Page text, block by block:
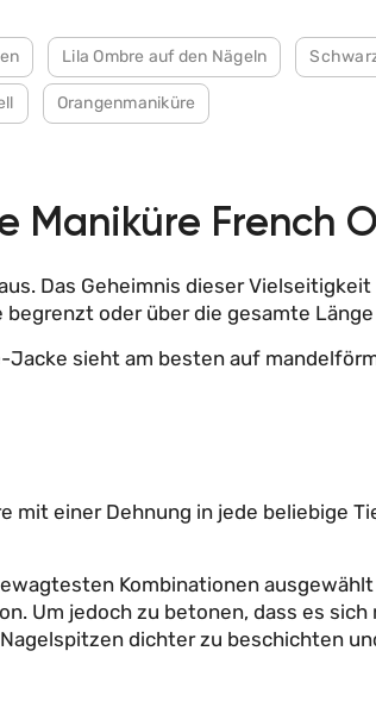
Lila Ombre auf den Nägeln
Orangenmaniküre
Maniküre French
Das Geheimnis dieser
oder über die gesamte
sieht am besten auf
mit einer Dehnung in jede beliebige
Kombinationen
Um jedoch zu betonen, dass es
dichter zu beschichten